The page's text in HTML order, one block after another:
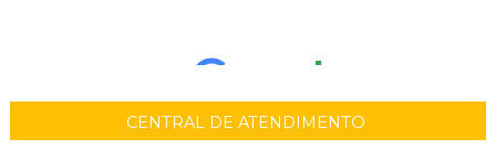
CENTRAL DE ATENDIMENTO